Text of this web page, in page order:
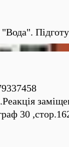
30